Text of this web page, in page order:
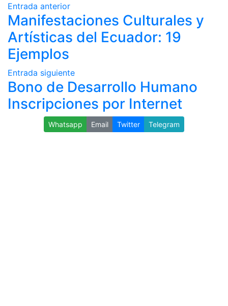
Entrada anterior
Manifestaciones Culturales y
Artísticas del Ecuador: 19
Ejemplos
Entrada siguiente
Bono de Desarrollo Humano
Inscripciones por Internet
Whatsapp Email Twitter Telegram